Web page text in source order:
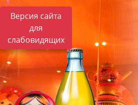
Версия сайта
для
слабовидящих